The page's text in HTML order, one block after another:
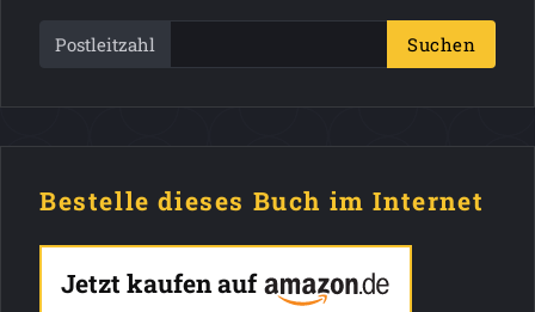
Postleitzahl Suchen
Bestelle dieses Buch im Internet
Jetzt kaufen auf